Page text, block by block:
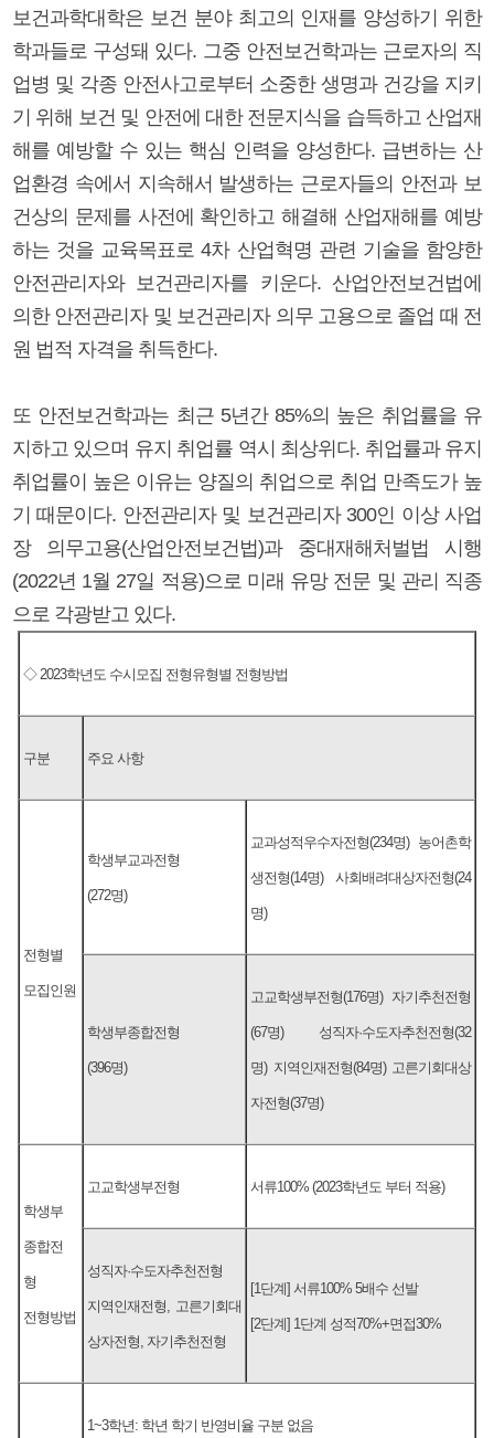
보건과학대학은 보건 분야 최고의 인재를 양성하기 위한
학과들로 구성돼 있다. 그중 안전보건학과는 근로자의 직
업병 및 각종 안전사고로부터 소중한 생명과 건강을 지키
기 위해 보건 및 안전에 대한 전문지식을 습득하고 산업재
해를 예방할 수 있는 핵심 인력을 양성한다. 급변하는 산
업환경 속에서 지속해서 발생하는 근로자들의 안전과 보
건상의 문제를 사전에 확인하고 해결해 산업재해를 예방
하는 것을 교육목표로 4차 산업혁명 관련 기술을 함양한
안전관리자와 보건관리자를 키운다. 산업안전보건법에
의한 안전관리자 및 보건관리자 의무 고용으로 졸업 때 전
원 법적 자격을 취득한다.
또 안전보건학과는 최근 5년간 85%의 높은 취업률을 유
지하고 있으며 유지 취업률 역시 최상위다. 취업률과 유지
취업률이 높은 이유는 양질의 취업으로 취업 만족도가 높
기 때문이다. 안전관리자 및 보건관리자 300인 이상 사업
장 의무고용(산업안전보건법)과 중대재해처벌법 시행
(2022년 1월 27일 적용)으로 미래 유망 전문 및 관리 직종
으로 각광받고 있다.
◇ 2023학년도 수시모집 전형유형별 전형방법
구분 주요 사항
전형별
모집인원
학생부교과전형
(272명)
교과성적우수자전형(234명) 농어촌학
생전형(14명) 사회배려대상자전형(24
명)
학생부종합전형
(396명)
고교학생부전형(176명) 자기추천전형
(67명) 성직자·수도자추천전형(32
명) 지역인재전형(84명) 고른기회대상
자전형(37명)
학생부
종합전
형
전형방법
고교학생부전형 서류100% (2023학년도 부터 적용)
성직자·수도자추천전형
지역인재전형, 고른기회대
상자전형, 자기추천전형
[1단계] 서류100% 5배수 선발
[2단계] 1단계 성적70%+면접30%
1~3학년: 학년 학기 반영비율 구분 없음